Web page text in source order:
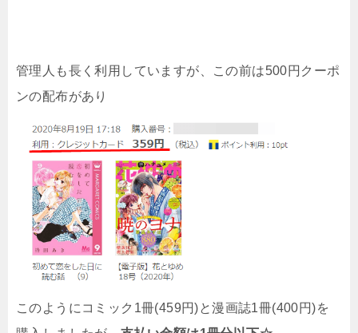
管理人も長く利用していますが、この前は500円クーポ
ンの配布があり
このようにコミック1冊(459円)と漫画誌1冊(400円)を